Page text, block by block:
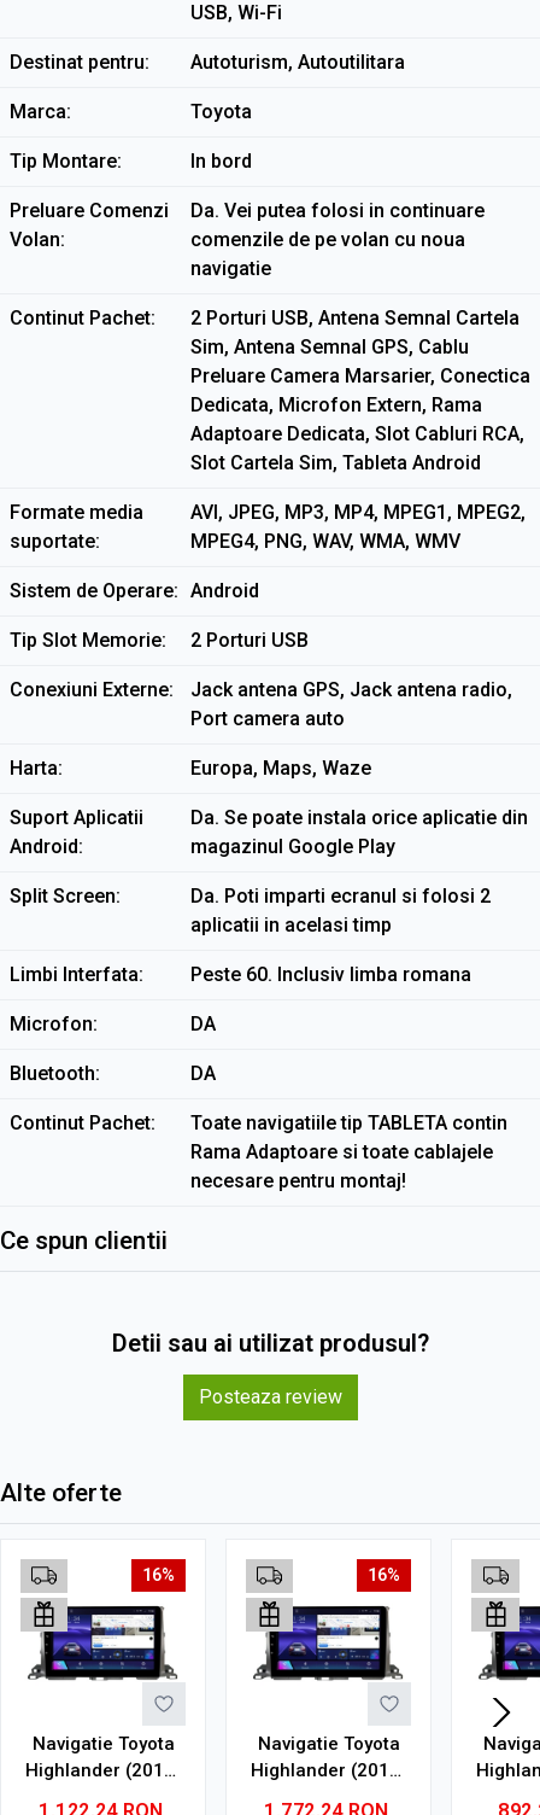
USB, Wi-Fi
Destinat pentru Autoturism, Autoutilitara
Marca Toyota
Tip Montare In bord
Preluare Comenzi
Volan
Da. Vei putea folosi in continuare
comenzile de pe volan cu noua
navigatie
Continut Pachet
2 Porturi USB, Antena Semnal Cartela
Sim, Antena Semnal GPS, Cablu
Preluare Camera Marsarier, Conectica
Dedicata, Microfon Extern, Rama
Adaptoare Dedicata, Slot Cabluri RCA,
Slot Cartela Sim, Tableta Android
Formate media
suportate
AVI, JPEG, MP3, MP4, MPEG1, MPEG2,
MPEG4, PNG, WAV, WMA, WMV
Sistem de Operare Android
Tip Slot Memorie 2 Porturi USB
Conexiuni Externe
Jack antena GPS, Jack antena radio,
Port camera auto
Harta Europa, Maps, Waze
Suport Aplicatii
Android
Da. Se poate instala orice aplicatie din
magazinul Google Play
Split Screen
Da. Poti imparti ecranul si folosi 2
aplicatii in acelasi timp
Limbi Interfata Peste 60. Inclusiv limba romana
Microfon DA
Bluetooth DA
Continut Pachet
Toate navigatiile tip TABLETA contin
Rama Adaptoare si toate cablajele
necesare pentru montaj!
Ce spun clientii
Detii sau ai utilizat produsul?
Posteaza review
Alte oferte
16%
Navigatie Toyota
Highlander (2013-
1.122,24 RON
16%
Navigatie Toyota
Highlander (2013-
1.772,24 RON